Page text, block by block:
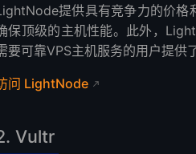
提供具有竞争力的价格
保顶级的主机性能。此外，
要可靠VPS主机服务的用户提供
问 LightNode
Vultr